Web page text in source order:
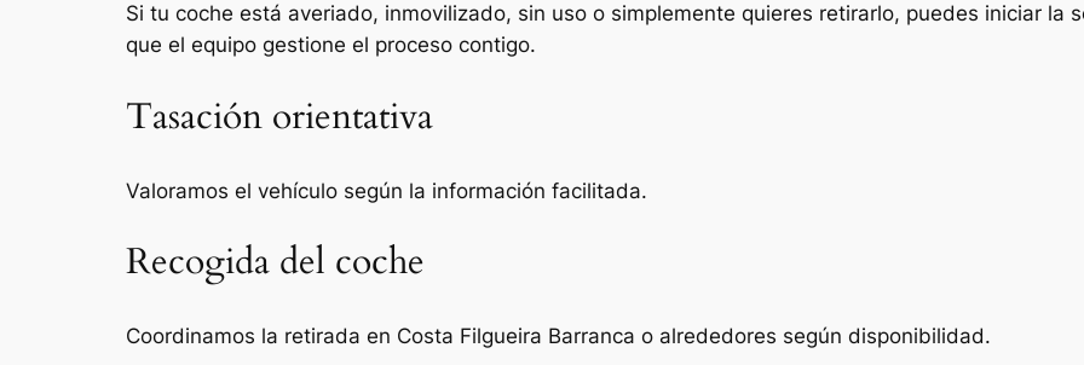
Si tu coche está averiado, inmovilizado, sin uso o simplemente quieres retirarlo, puedes iniciar la
que el equipo gestione el proceso contigo.
Tasación orientativa
Valoramos el vehículo según la información facilitada.
Recogida del coche
Coordinamos la retirada en Costa Filgueira Barranca o alrededores según disponibilidad.